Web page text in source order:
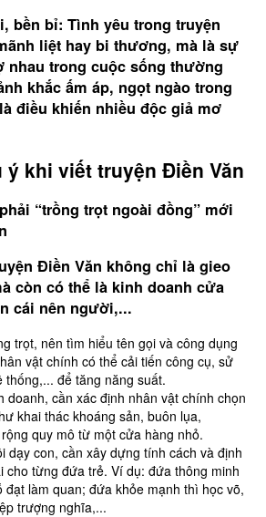
bền bỉ: Tình yêu trong truyện
liệt hay bi thương, mà là sự
nhau trong cuộc sống thường
khắc ấm áp, ngọt ngào trong
điều khiến nhiều độc giả mơ
ý khi viết truyện Điền Văn
“trồng trọt ngoài đồng” mới
Điền Văn không chỉ là gieo
còn có thể là kinh doanh cửa
cái nên người,...
trọt, nên tìm hiểu tên gọi và công dụng
vật chính có thể cải tiến công cụ, sử
thống,... để tăng năng suất.
doanh, cần xác định nhân vật chính chọn
khai thác khoáng sản, buôn lụa,
quy mô từ một cửa hàng nhỏ.
dạy con, cần xây dựng tính cách và định
cho từng đứa trẻ. Ví dụ: đứa thông minh
đạt làm quan; đứa khỏe mạnh thì học võ,
trượng nghĩa,...